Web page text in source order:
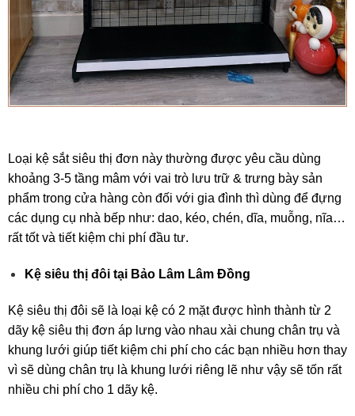
Loại kệ sắt siêu thị đơn này thường được yêu cầu dùng
khoảng 3-5 tầng mâm với vai trò lưu trữ & trưng bày sản
phẩm trong cửa hàng còn đối với gia đình thì dùng để đựng
các dụng cụ nhà bếp như: dao, kéo, chén, dĩa, muỗng, nĩa…
rất tốt và tiết kiệm chi phí đầu tư.
Kệ siêu thị đôi tại Bảo Lâm Lâm Đồng
Kệ siêu thị đôi sẽ là loại kệ có 2 mặt được hình thành từ 2
dãy kệ siêu thị đơn áp lưng vào nhau xài chung chân trụ và
khung lưới giúp tiết kiệm chi phí cho các bạn nhiều hơn thay
vì sẽ dùng chân trụ là khung lưới riêng lẽ như vậy sẽ tốn rất
nhiều chi phí cho 1 dãy kệ.